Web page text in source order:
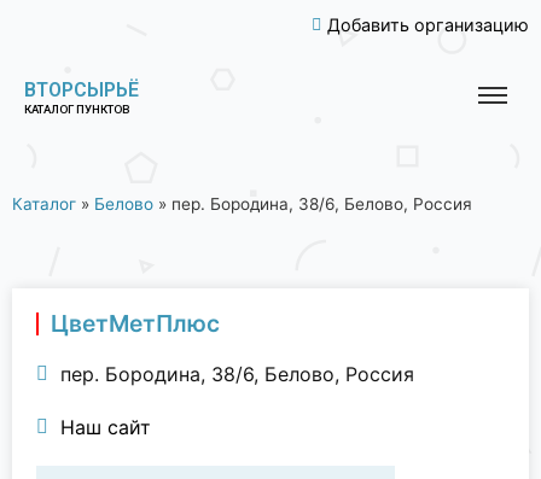
Добавить организацию
ВТОРСЫРЬЁ
КАТАЛОГ ПУНКТОВ
Каталог » Белово » пер. Бородина, 38/6, Белово, Россия
ЦветМетПлюс
пер. Бородина, 38/6, Белово, Россия
Наш сайт